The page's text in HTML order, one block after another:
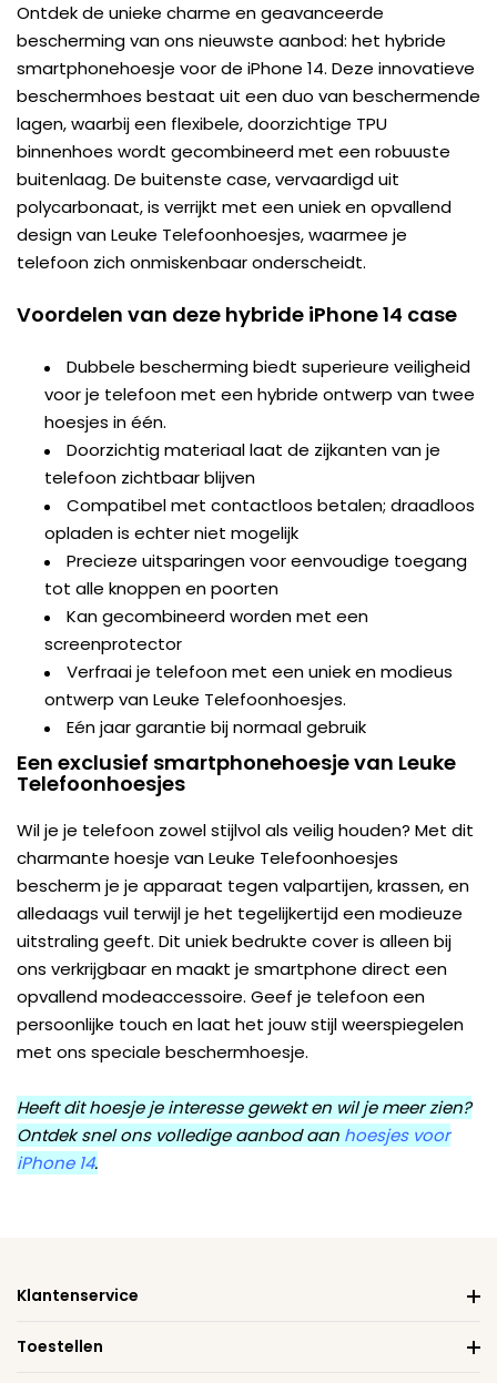
Ontdek de unieke charme en geavanceerde
bescherming van ons nieuwste aanbod: het hybride
smartphonehoesje voor de iPhone 14. Deze innovatieve
beschermhoes bestaat uit een duo van beschermende
lagen, waarbij een flexibele, doorzichtige TPU
binnenhoes wordt gecombineerd met een robuuste
buitenlaag. De buitenste case, vervaardigd uit
polycarbonaat, is verrijkt met een uniek en opvallend
design van Leuke Telefoonhoesjes, waarmee je
telefoon zich onmiskenbaar onderscheidt.
Voordelen van deze hybride iPhone 14 case
Dubbele bescherming biedt superieure veiligheid
voor je telefoon met een hybride ontwerp van twee
hoesjes in één.
Doorzichtig materiaal laat de zijkanten van je
telefoon zichtbaar blijven
Compatibel met contactloos betalen; draadloos
opladen is echter niet mogelijk
Precieze uitsparingen voor eenvoudige toegang
tot alle knoppen en poorten
Kan gecombineerd worden met een
screenprotector
Verfraai je telefoon met een uniek en modieus
ontwerp van Leuke Telefoonhoesjes.
Eén jaar garantie bij normaal gebruik
Een exclusief smartphonehoesje van Leuke
Telefoonhoesjes
Wil je je telefoon zowel stijlvol als veilig houden? Met dit
charmante hoesje van Leuke Telefoonhoesjes
bescherm je je apparaat tegen valpartijen, krassen, en
alledaags vuil terwijl je het tegelijkertijd een modieuze
uitstraling geeft. Dit uniek bedrukte cover is alleen bij
ons verkrijgbaar en maakt je smartphone direct een
opvallend modeaccessoire. Geef je telefoon een
persoonlijke touch en laat het jouw stijl weerspiegelen
met ons speciale beschermhoesje.
Heeft dit hoesje je interesse gewekt en wil je meer zien?
Ontdek snel ons volledige aanbod aan hoesjes voor
iPhone 14.
Klantenservice
Toestellen